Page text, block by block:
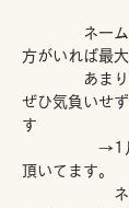
ネームをみ
方がいれば最
あまりない
ぜひ気負いせ
す
→1月10日
頂いてます。
ネームご